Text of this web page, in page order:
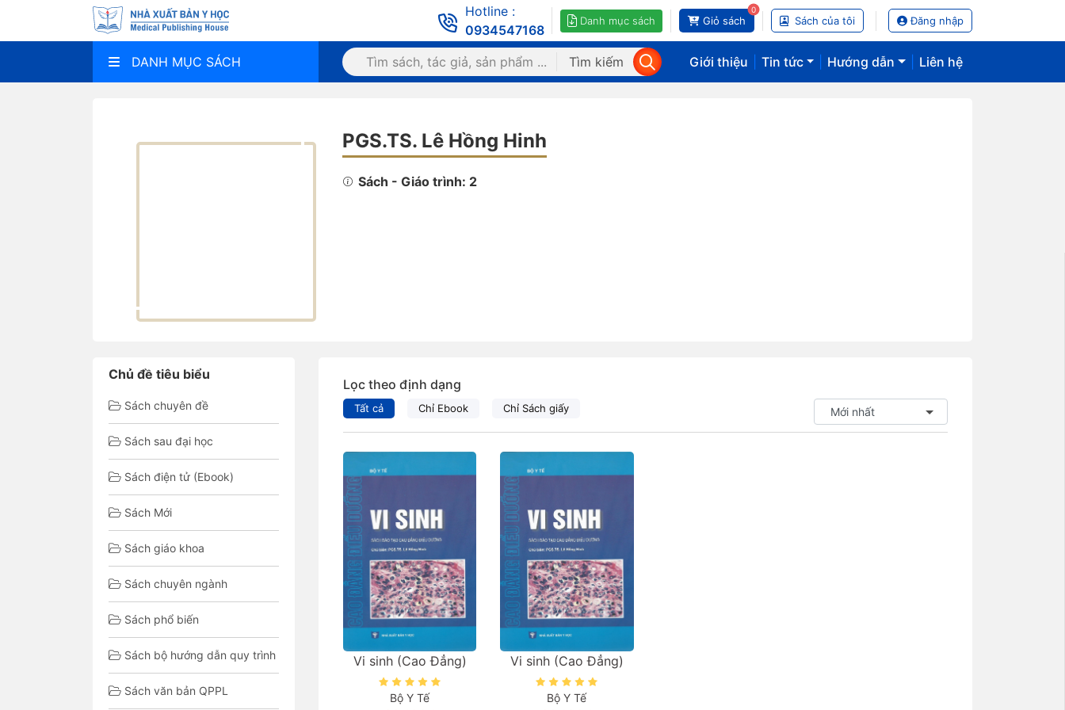
Hotline :
0934547168
Danh mục sách
0
Giỏ sách Sách của tôi Đăng nhập
DANH MỤC SÁCH Tìm kiếm Giới thiệu Tin tức Hướng dẫn Liên hệ
PGS.TS. Lê Hồng Hinh
Sách - Giáo trình: 2
Chủ đề tiêu biểu
Sách chuyên đề
Sách sau đại học
Sách điện tử (Ebook)
Sách Mới
Sách giáo khoa
Sách chuyên ngành
Sách phổ biến
Sách bộ hướng dẫn quy trình
Sách văn bản QPPL
Lọc theo định dạng
Tất cả Chỉ Ebook Chỉ Sách giấy
Vi sinh (Cao Đẳng)
Bộ Y Tế
Vi sinh (Cao Đẳng)
Bộ Y Tế